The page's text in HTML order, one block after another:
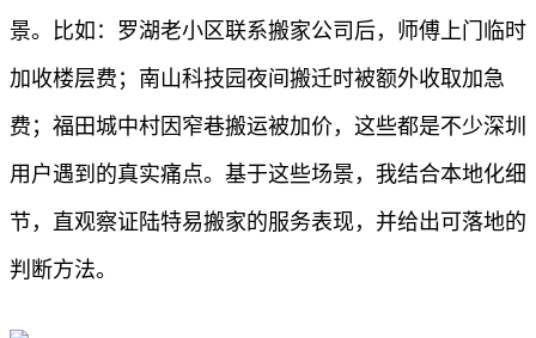
景。比如：罗湖老小区联系搬家公司后，师傅上门临时
加收楼层费；南山科技园夜间搬迁时被额外收取加急
费；福田城中村因窄巷搬运被加价，这些都是不少深圳
用户遇到的真实痛点。基于这些场景，我结合本地化细
节，直观察证陆特易搬家的服务表现，并给出可落地的
判断方法。